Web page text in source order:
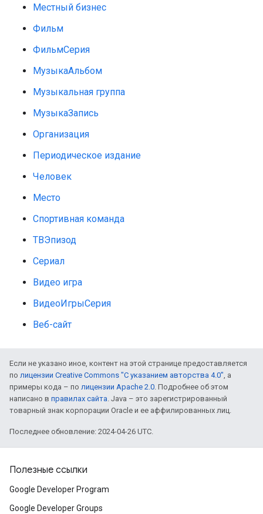
Местный бизнес
Фильм
ФильмСерия
МузыкаАльбом
Музыкальная группа
МузыкаЗапись
Организация
Периодическое издание
Человек
Место
Спортивная команда
ТВЭпизод
Сериал
Видео игра
ВидеоИгрыСерия
Веб-сайт
Если не указано иное, контент на этой странице предоставляется
по лицензии Creative Commons "С указанием авторства 4.0", а
примеры кода – по лицензии Apache 2.0. Подробнее об этом
написано в правилах сайта. Java – это зарегистрированный
товарный знак корпорации Oracle и ее аффилированных лиц.
Последнее обновление: 2024-04-26 UTC.
Полезные ссылки
Google Developer Program
Google Developer Groups